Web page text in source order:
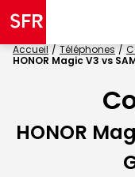
Accueil Téléphones
HONOR Magic V3 vs
HONOR